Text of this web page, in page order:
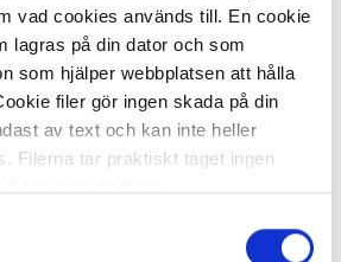
vad cookies används till. En cookie
lagras på din dator och som
som hjälper webbplatsen att hålla
filer gör ingen skada på din
av text och kan inte heller
Filerna tar praktiskt taget ingen
en fil permanent på din dator,
10